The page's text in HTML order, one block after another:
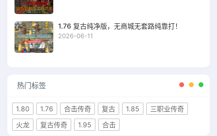
1.76 复古纯净版，无商城无套路纯靠打！
2026-06-11
热门标签
1.80 1.76 合击传奇 复古 1.85
三职业传奇
火龙
复古传奇 1.95 合击